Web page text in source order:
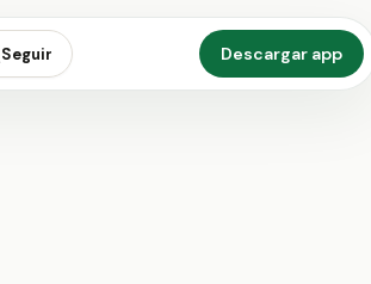
Seguir Descargar app